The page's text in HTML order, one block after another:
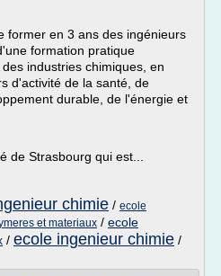
former en 3 ans des ingénieurs
formation pratique
industries chimiques, en
d'activité de la santé, de
durable, de l'énergie et
de Strasbourg qui est...
chimie / ecole
et materiaux / ecole
/ ecole ingenieur chimie /